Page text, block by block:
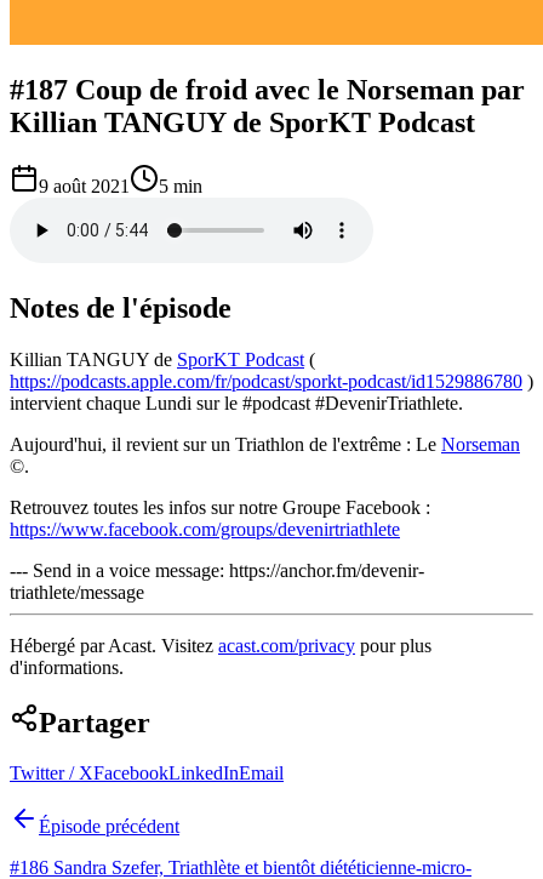
#187 Coup de froid avec le Norseman par
Killian TANGUY de SporKT Podcast
9 août 2021 5 min
Notes de l'épisode
Killian TANGUY de SporKT Podcast (
https://podcasts.apple.com/fr/podcast/sporkt-podcast/id1529886780 )
intervient chaque Lundi sur le #podcast #DevenirTriathlete.
Aujourd'hui, il revient sur un Triathlon de l'extrême : Le Norseman
©.
Retrouvez toutes les infos sur notre Groupe Facebook :
https://www.facebook.com/groups/devenirtriathlete
--- Send in a voice message: https://anchor.fm/devenir-
triathlete/message
Hébergé par Acast. Visitez acast.com/privacy pour plus
d'informations.
Partager
Twitter / XFacebookLinkedInEmail
Épisode précédent
#186 Sandra Szefer, Triathlète et bientôt diététicienne-micro-